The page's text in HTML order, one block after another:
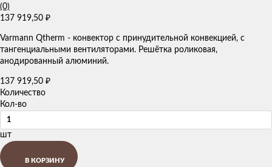
(0)
137 919,50 ₽
Varmann Qtherm - конвектор с принудительной конвекцией, с
тангенциальными вентиляторами. Решётка роликовая,
анодированный алюминий.
137 919,50 ₽
Количество
Кол-во
шт
В КОРЗИНУ